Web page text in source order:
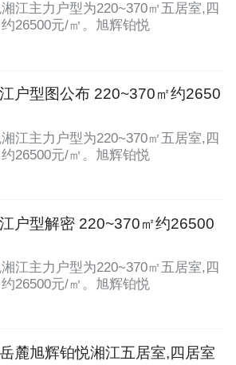
江主力户型为220~370㎡五居室,四
26500元/㎡。旭辉铂悦
户型图公布 220~370㎡约2650
江主力户型为220~370㎡五居室,四
26500元/㎡。旭辉铂悦
㎡约26500
江主力户型为220~370㎡五居室,四
26500元/㎡。旭辉铂悦
麓旭辉铂悦湘江五居室,四居室